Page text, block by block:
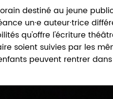
destiné au jeune
un·e auteur·trice
qu'offre l'écriture
soient suivies par les
peuvent rentrer